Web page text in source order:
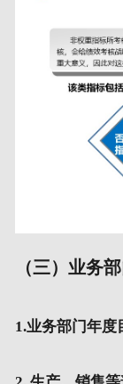
（三）业务
1.业务部门年度